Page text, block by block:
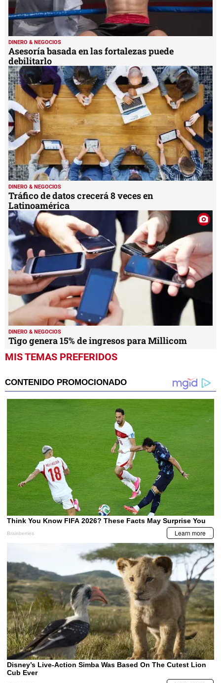
DINERO & NEGOCIOS
Asesoría basada en las fortalezas puede
debilitarlo
DINERO & NEGOCIOS
Tráfico de datos crecerá 8 veces en
Latinoamérica
DINERO & NEGOCIOS
Tigo genera 15% de ingresos para Millicom
MIS TEMAS PREFERIDOS